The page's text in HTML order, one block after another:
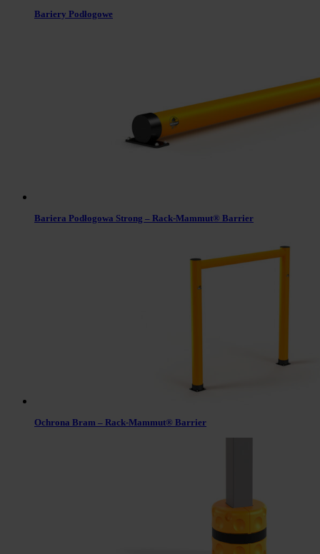
Bariery Podłogowe
Bariera Podłogowa Strong – Rack-Mammut® Barrier
Ochrona Bram – Rack-Mammut® Barrier